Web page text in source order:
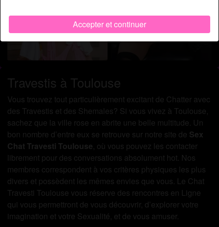
Accepter et continuer
Travestis à Toulouse
Vous trouvez tout particulièrement excitant de Chatter avec
des Travestis et des Shemales? Si vous vivez à Toulouse,
sachez que la ville rose en abrite une belle multitude. Un
bon nombre d’entre eux se retrouve sur notre site de Sex
Chat Travesti Toulouse , où vous pouvez les contacter
librement pour des conversations absolument hot. Nos
membres correspondent à vos critères physiques les plus
divers et possèdent les mêmes envies que vous. Le Chat
Travesti Toulouse vous réserve des rencontres en Ligne
qui vous permettront de vous découvrir, d’explorer votre
imagination et votre Sexualité, et de vous amuser.